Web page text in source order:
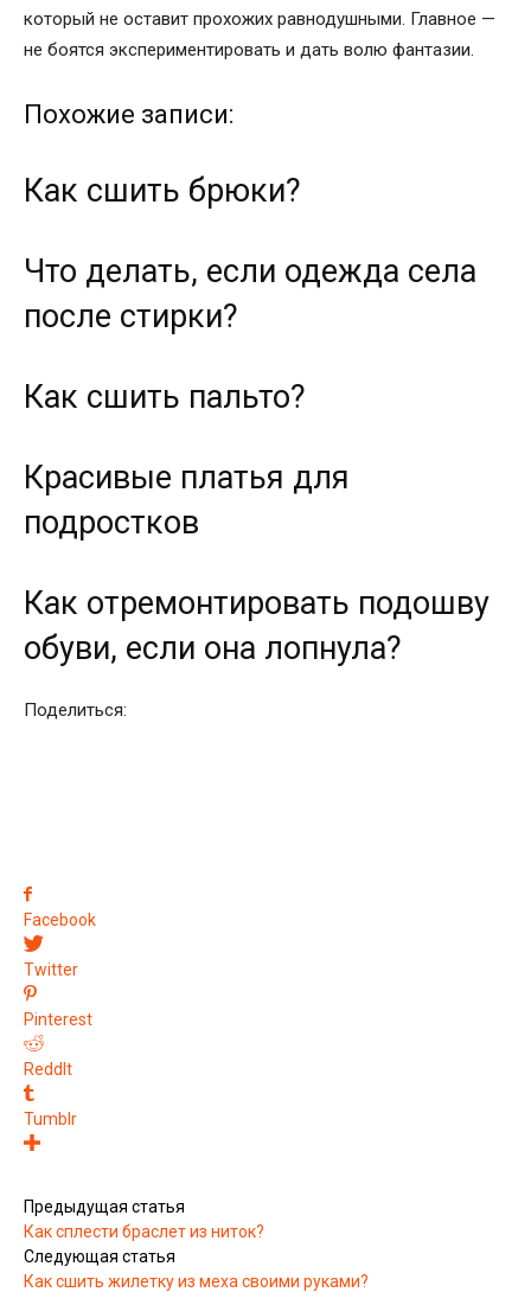
который не оставит прохожих равнодушными. Главное —
не боятся экспериментировать и дать волю фантазии.
Похожие записи:
Как сшить брюки?
Что делать, если одежда села
после стирки?
Как сшить пальто?
Красивые платья для
подростков
Как отремонтировать подошву
обуви, если она лопнула?
Поделиться:
Facebook
Twitter
Pinterest
ReddIt
Tumblr
Предыдущая статья
Как сплести браслет из ниток?
Следующая статья
Как сшить жилетку из меха своими руками?